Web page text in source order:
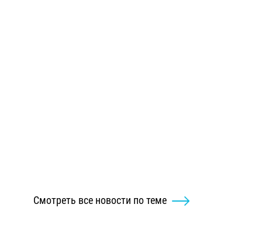
Смотреть все новости по теме